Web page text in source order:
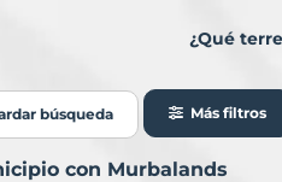
¿Qué
búsqueda Más filtros
con Murbalands